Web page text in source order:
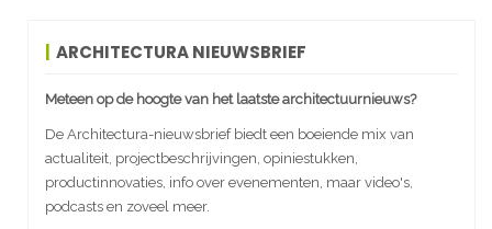
ARCHITECTURA NIEUWSBRIEF
Meteen op de hoogte van het laatste architectuurnieuws?
De Architectura-nieuwsbrief biedt een boeiende mix van
actualiteit, projectbeschrijvingen, opiniestukken,
productinnovaties, info over evenementen, maar video's,
podcasts en zoveel meer.